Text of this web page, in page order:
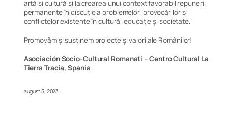
artă și cultură și la crearea unui context favorabil repunerii
permanente în discuție a problemelor, provocărilor și
conflictelor existente în cultură, educație și societate. “
Promovăm și susținem proiecte și valori ale Românilor!
Asociación Socio-Cultural Romanati –Centro Cultural La
Tierra Tracia, Spania
august 5, 2023